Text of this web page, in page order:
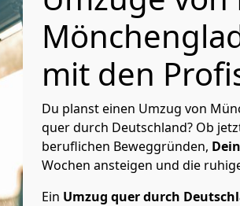
mit den
Du planst einen Umzug von
quer durch Deutschland? Ob
beruflichen Beweggründen,
Wochen ansteigen und die
Ein Umzug quer durch